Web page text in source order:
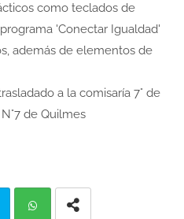
como teclados de
'Conectar Igualdad'
además de elementos de
a la comisaría 7° de
de Quilmes